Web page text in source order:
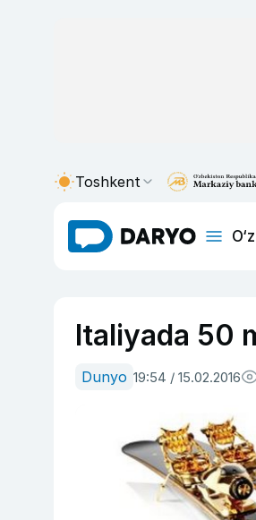
Toshkent
Italiyada 50
Dunyo 19:54 / 15.02.2016